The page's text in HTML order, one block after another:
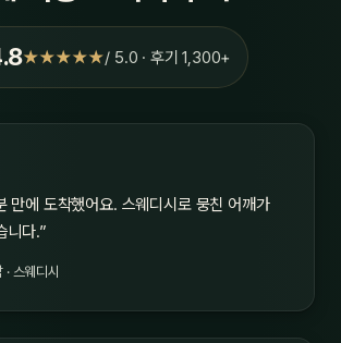
★★★★★/ 5.0 · 후기 1,300+
만에 도착했어요. 스웨디시로 뭉친 어깨가
니다.”
· 스웨디시